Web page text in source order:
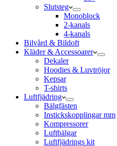
Slutsteg
Monoblock
2-kanals
4-kanals
Bilvård & Bildoft
Kläder & Accessoarer
Dekaler
Hoodies & Luvtröjor
Kepsar
T-shirts
Luftfjädring
Bälgfästen
Instickskopplingar mm
Kompressorer
Luftbälgar
Luftfjädrings kit